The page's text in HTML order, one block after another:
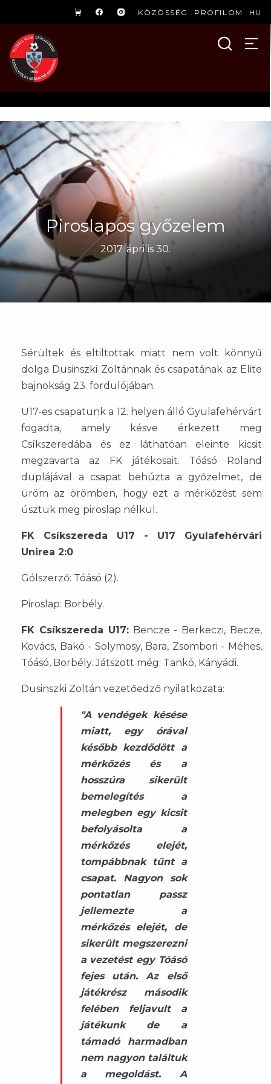
KÖZÖSSÉG PROFILOM HU
Piroslapos győzelem
2017. április 30.
Sérültek és eltiltottak miatt nem volt könnyű
dolga Dusinszki Zoltánnak és csapatának az Elite
bajnokság 23. fordulójában.
U17-es csapatunk a 12. helyen álló Gyulafehérvárt
fogadta, amely késve érkezett meg
Csíkszeredába és ez láthatóan eleinte kicsit
megzavarta az FK játékosait. Tóásó Roland
duplájával a csapat behúzta a győzelmet, de
üröm az örömben, hogy ezt a mérkőzést sem
úsztuk meg piroslap nélkül.
FK Csíkszereda U17 - U17 Gyulafehérvári
Unirea 2:0
Gólszerző: Tóásó (2).
Piroslap: Borbély.
FK Csíkszereda U17:Bencze - Berkeczi, Becze,
Kovács, Bakó - Solymosy, Bara, Zsombori - Méhes,
Tóásó, Borbély. Játszott még: Tankó, Kányádi.
Dusinszki Zoltán vezetőedző nyilatkozata:
"A vendégek késése
miatt, egy órával
később kezdődött a
mérkőzés és a
hosszúra sikerült
bemelegítés a
melegben egy kicsit
befolyásolta a
mérkőzés elejét,
tompábbnak tűnt a
csapat. Nagyon sok
pontatlan passz
jellemezte a
mérkőzés elejét, de
sikerült megszerezni
a vezetést egy Tóásó
fejes után. Az első
játékrész második
felében feljavult a
játékunk de a
támadó harmadban
nem nagyon találtuk
a megoldást. A